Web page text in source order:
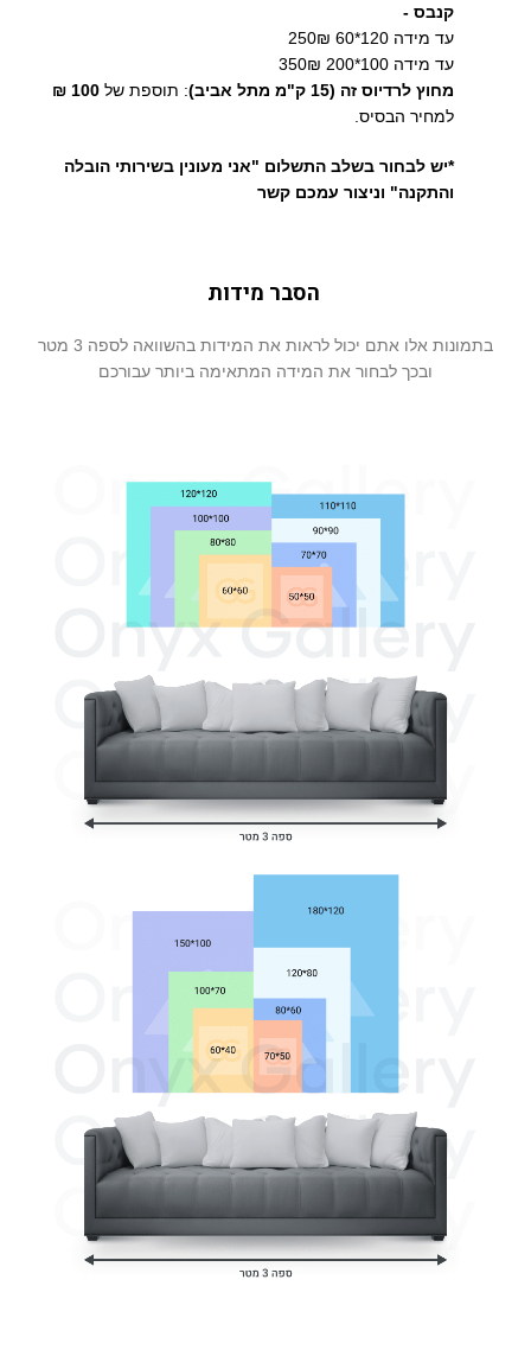
קנבס -
עד מידה 120*60 250₪
עד מידה 100*200 350₪
מחוץ לרדיוס זה (15 ק"מ מתל אביב)
: תוספת של 100 ₪
למחיר הבסיס.
*יש לבחור בשלב התשלום "אני מעונין בשירותי הובלה
והתקנה" וניצור עמכם קשר
הסבר מידות
בתמונות אלו אתם יכול לראות את המידות בהשוואה לספה 3 מטר
ובכך לבחור את המידה המתאימה ביותר עבורכם